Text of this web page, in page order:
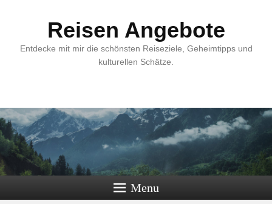
Reisen Angebote
Entdecke mit mir die schönsten Reiseziele, Geheimtipps und
kulturellen Schätze.
Menu